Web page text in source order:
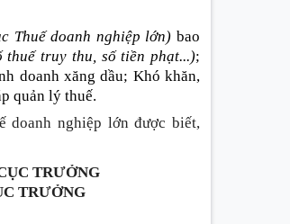
Thuế doanh nghiệp lớn) bao
thuế truy thu, số tiền phạt...);
doanh xăng dầu; Khó khăn,
quản lý thuế.
doanh nghiệp lớn được biết,
TRƯỞNG
TRƯỞNG